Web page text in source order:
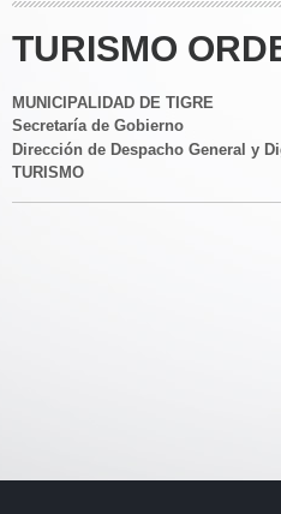
TURISMO
MUNICIPALIDAD DE TIGRE
Secretaría de Gobierno
Dirección de Despacho General y
TURISMO